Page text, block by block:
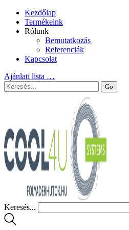
Kezdőlap
Termékeink
Rólunk
Bemutatkozás
Referenciák
Kapcsolat
Ajánlati lista …
Keresés...